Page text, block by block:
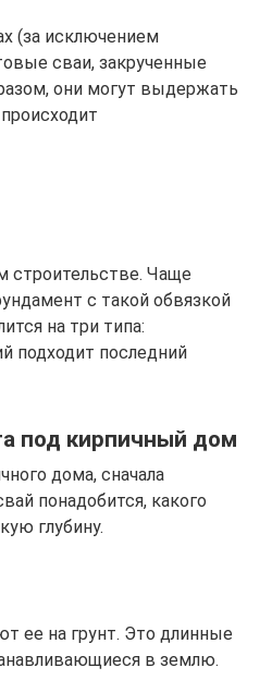
(за исключением
сваи, закрученные
они могут выдержать
строительстве. Чаще
с такой обвязкой
на три типа:
подходит последний
под кирпичный дом
дома, сначала
понадобится, какого
глубину.
ее на грунт. Это длинные
в землю.